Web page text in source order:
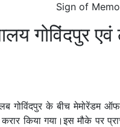
Sign of
गोविंदपुर
गोविंदपुर के बीच मेमोरेंडम
यह करार किया गया।इस मौके